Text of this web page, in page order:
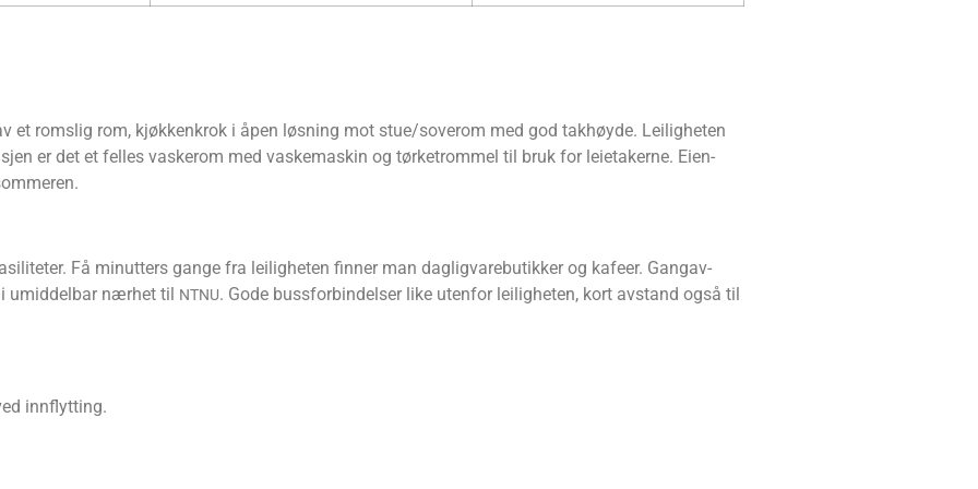
et roms­lig rom, kjøk­ken­krok i åpen løs­ning mot stue/soverom med god tak­høy­de. Lei­lig­he­ten
er det et fel­les vaske­rom med vaske­ma­skin og tørke­trom­mel til bruk for leie­ta­ker­ne. Eien­
Få minut­ters gan­ge fra lei­lig­he­ten fin­ner man dag­lig­vare­bu­tik­ker og kafe­er. Gang­av­
umid­del­bar nær­het til NTNU. Gode buss­for­bin­del­ser like uten­for lei­lig­he­ten, kort avstand også til
innflytting.